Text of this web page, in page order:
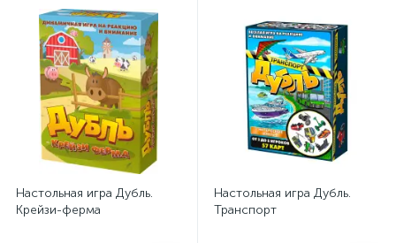
Настольная игра Дубль.
Крейзи-ферма
Настольная игра Дубль.
Транспорт